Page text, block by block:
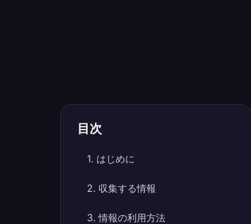
目次
1. はじめに
2. 収集する情報
3. 情報の利用方法